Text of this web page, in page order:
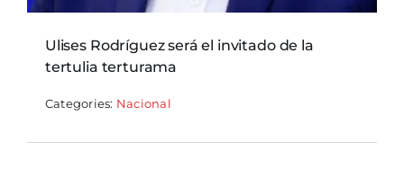
Ulises Rodríguez será el invitado de la
tertulia terturama
Categories: Nacional